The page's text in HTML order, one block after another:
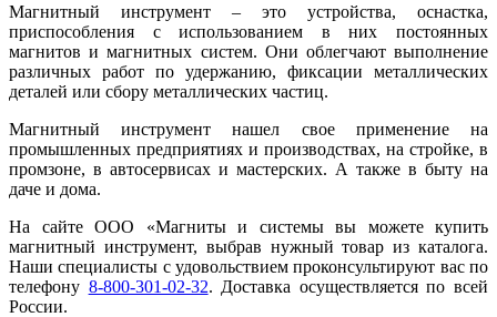
Магнитный инструмент – это устройства, оснастка,
приспособления с использованием в них постоянных
магнитов и магнитных систем. Они облегчают выполнение
различных работ по удержанию, фиксации металлических
деталей или сбору металлических частиц.
Магнитный инструмент нашел свое применение на
промышленных предприятиях и производствах, на стройке, в
промзоне, в автосервисах и мастерских. А также в быту на
даче и дома.
На сайте ООО «Магниты и системы вы можете купить
магнитный инструмент, выбрав нужный товар из каталога.
Наши специалисты с удовольствием проконсультируют вас по
телефону 8-800-301-02-32. Доставка осуществляется по всей
России.